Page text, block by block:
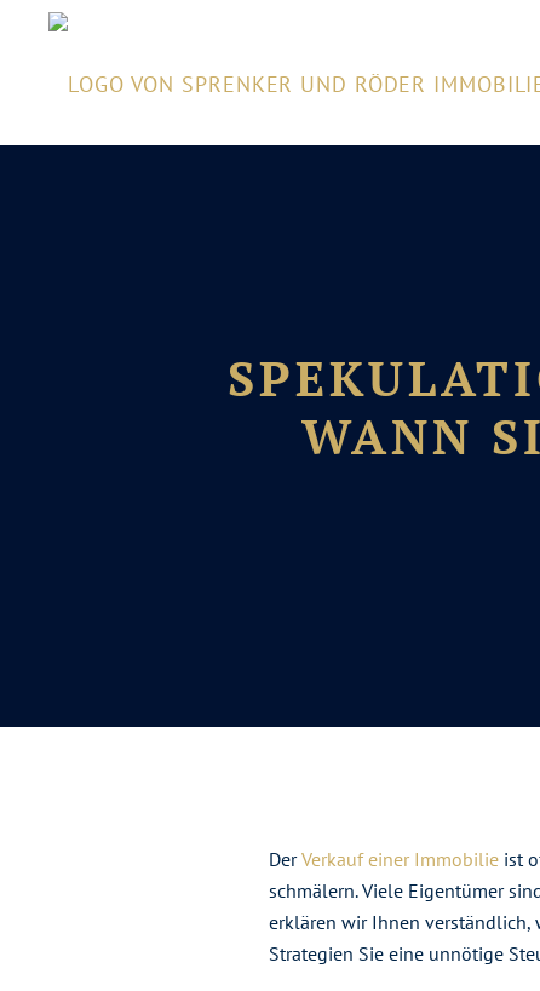
WANN
DerVerkauf einer Immobilie ist
schmälern. Viele Eigentümer
erklären wir Ihnen
Strategien Sie eine unnötige